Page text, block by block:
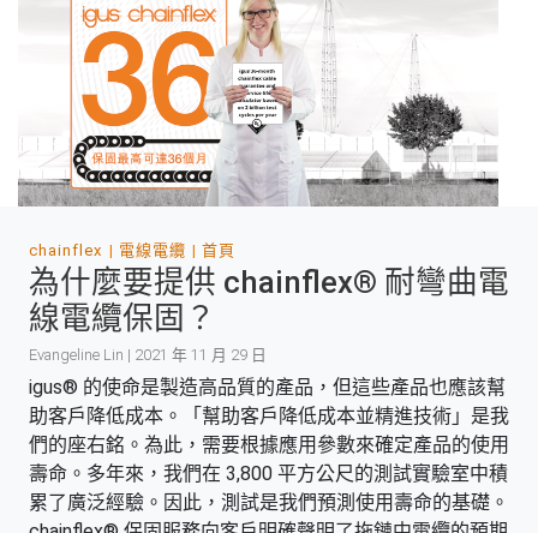
chainflex 電線電纜 首頁
為什麼要提供 chainflex® 耐彎曲電
線電纜保固？
Evangeline Lin | 2021 年 11 月 29 日
igus® 的使命是製造高品質的產品，但這些產品也應該幫
助客戶降低成本。「幫助客戶降低成本並精進技術」是我
們的座右銘。為此，需要根據應用參數來確定產品的使用
壽命。多年來，我們在 3,800 平方公尺的測試實驗室中積
累了廣泛經驗。因此，測試是我們預測使用壽命的基礎。